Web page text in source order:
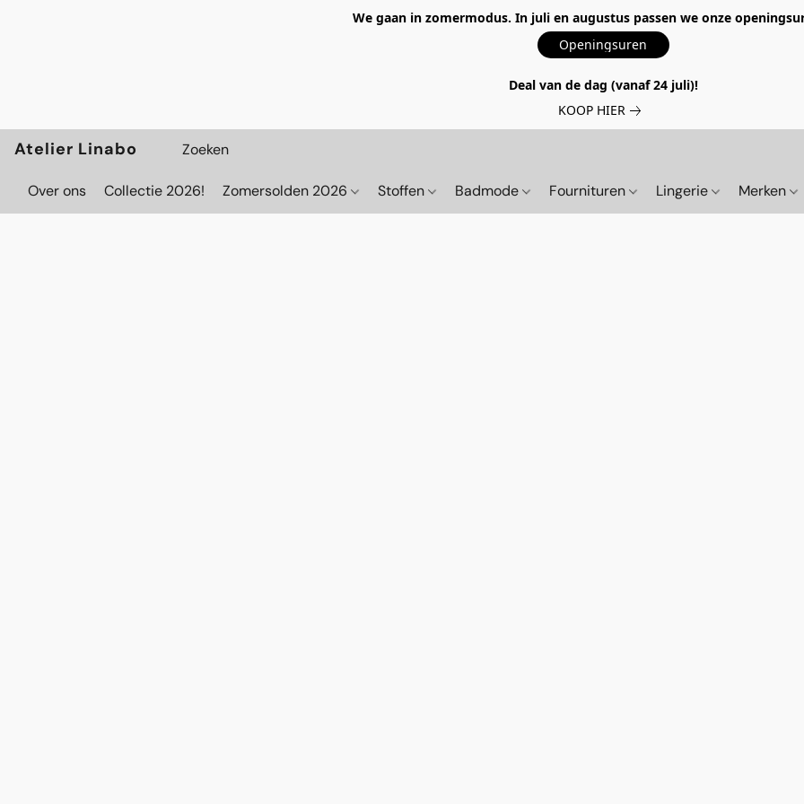
We gaan in zomermodus. In juli en augustus passen we onze
Openingsuren
Deal van de dag (vanaf 24 juli)!
KOOP HIER
Atelier Linabo
Over ons Collectie 2026! Zomersolden 2026 Stoffen Badmode Fournituren Lingerie Merken